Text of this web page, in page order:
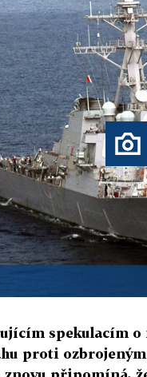
spekulacím
proti